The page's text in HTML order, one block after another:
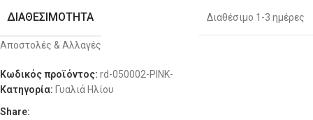
ΔΙΑΘΕΣΙΜΌΤΗΤΑ Διαθέσιμο 1-3 ημέρες
Αποστολές & Αλλαγές
Κωδικός προϊόντος: rd-050002-PINK-
Κατηγορία: Γυαλιά Ηλίου
Share: